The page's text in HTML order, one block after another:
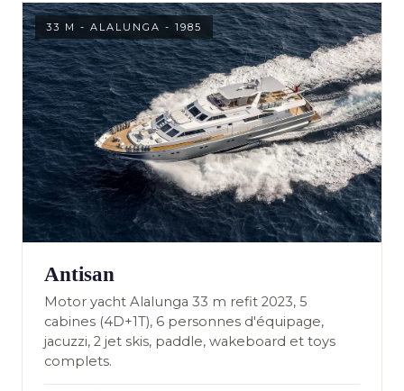
33 M - ALALUNGA - 1985
Antisan
Motor yacht Alalunga 33 m refit 2023, 5
cabines (4D+1T), 6 personnes d'équipage,
jacuzzi, 2 jet skis, paddle, wakeboard et toys
complets.